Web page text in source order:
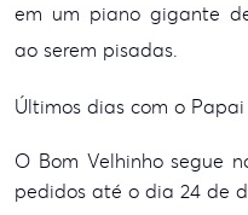
em um piano gigante
ao serem pisadas.
Últimos dias com o
O Bom Velhinho segue
pedidos até o dia 24 de